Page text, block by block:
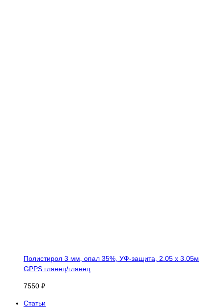
Полистирол 3 мм, опал 35%, УФ-защита, 2.05 х 3.05м
GPPS глянец/глянец
7550 ₽
Статьи